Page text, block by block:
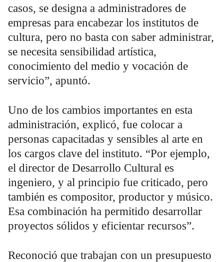
casos, se designa a administradores de
empresas para encabezar los institutos de
cultura, pero no basta con saber administrar,
se necesita sensibilidad artística,
conocimiento del medio y vocación de
servicio”, apuntó.
Uno de los cambios importantes en esta
administración, explicó, fue colocar a
personas capacitadas y sensibles al arte en
los cargos clave del instituto. “Por ejemplo,
el director de Desarrollo Cultural es
ingeniero, y al principio fue criticado, pero
también es compositor, productor y músico.
Esa combinación ha permitido desarrollar
proyectos sólidos y eficientar recursos”.
Reconoció que trabajan con un presupuesto